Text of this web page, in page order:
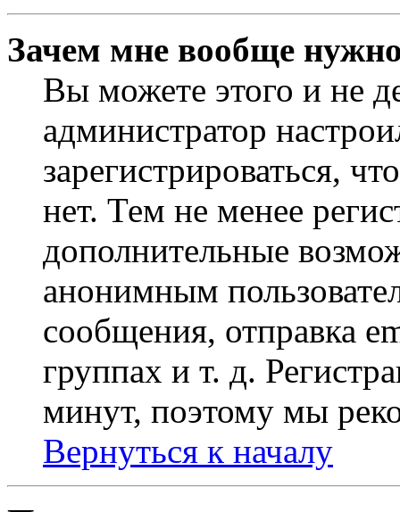
Зачем мне вообще
Вы можете этого и не
администратор
зарегистрироваться,
нет. Тем не менее
дополнительные
анонимным
сообщения, отправка
группах и т. д.
минут, поэтому мы
Вернуться к началу